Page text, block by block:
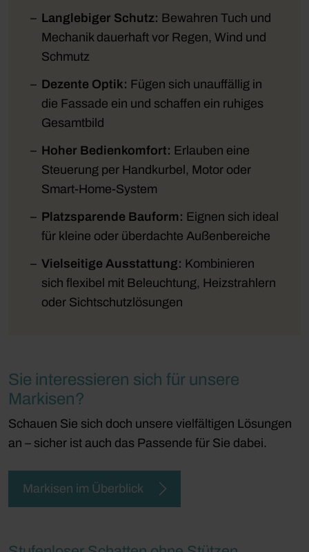
Langlebiger Schutz: Bewahren Tuch und
Mechanik dauerhaft vor Regen, Wind und
Schmutz
Dezente Optik: Fügen sich unauffällig in
die Fassade ein und schaffen ein ruhiges
Gesamtbild
Hoher Bedienkomfort: Erlauben eine
Steuerung per Handkurbel, Motor oder
Smart-Home-System
Platzsparende Bauform: Eignen sich ideal
für kleine oder überdachte Außenbereiche
Vielseitige Ausstattung: Kombinieren
sich flexibel mit Beleuchtung, Heizstrahlern
oder Sichtschutzlösungen
Sie interessieren sich für unsere
Markisen?
Schauen Sie sich doch unsere vielfältigen Lösungen
an – sicher ist auch das Passende für Sie dabei.
Markisen im Überblick